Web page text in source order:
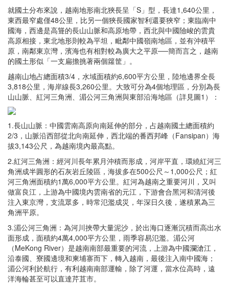
就國土分布來說，越南地形南北狹長呈「S」型，長達1,640公里，
東西最窄處僅48公里，比另一個狹長國家智利還要狹窄；東臨南中
國海，西邊是高聳的長山山脈和高原地帶，西北與中國險峻的雲貴
高原相接，東北地形則較為平坦，毗鄰中國嶺南地區，並有沖積平
原，南鄰東京灣，濱海也有相對較為廣大之平原──簡而言之，越南
的國土形似「一支扁擔挑著兩個籮筐」。
越南山地占總面積3/4，水域面積約6,600平方公里，陸地邊界全長
3,818公里，海岸線長3,260公里。大致可分為4個地理區，分別為長
山山脈、紅河三角洲、湄公河三角洲與東部沿海地區（詳見圖1）：
1.長山山脈：中國雲南高原向南延伸的部分，占越南國土總面積約
2/3，山脈沿西部從北向南延伸，西北端的番西邦峰（Fansipan）海
拔3,143公尺，為越南境內最高點。
2.紅河三角洲：經河川長年累月沖積而形成，河岸平直，環繞紅河三
角洲成半圓形的石灰岩丘陵區，海拔多在500公尺～1,000公尺；紅
河三角洲面積約1萬6,000平方公里。紅河為越南之重要河川，又叫
做富良江，上游為中國境內雲南省的元江，下游會合黑河和清河後
注入東京灣，支流眾多，時常氾濫成災，年深日久後，遂積累為三
角洲平原。
3.湄公河三角洲：為河川挾帶大量泥沙，於出海口逐漸沉積而高出水
面形成，面積約4萬4,000平方公里，雨季容易氾濫。湄公河
（MeKong River）是越南南部最重要的河流，上游為中國瀾滄江，
沿泰國、寮國邊境和柬埔寨而下，轉入越南，最後注入南中國海；
湄公河利於航行，有利越南南部運輸，除了河運，當水位高時，遠
洋海輪甚至可以直達芹苴市。